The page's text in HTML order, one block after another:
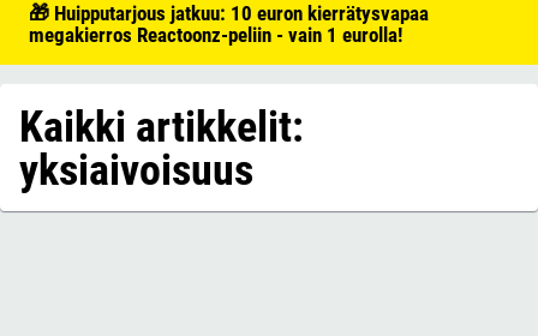
🎁 Huipputarjous jatkuu: 10 euron kierrätysvapaa
megakierros Reactoonz-peliin - vain 1 eurolla!
Kaikki artikkelit:
yksiaivoisuus